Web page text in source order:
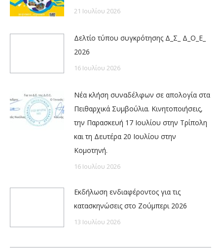
21 Ιουλίου 2026
Δελτίο τύπου συγκρότησης Δ_Σ_ Δ_Ο_Ε_
2026
16 Ιουλίου 2026
Νέα κλήση συναδέλφων σε απολογία στα
Πειθαρχικά Συμβούλια. Κινητοποιήσεις,
την Παρασκευή 17 Ιουλίου στην Τρίπολη
και τη Δευτέρα 20 Ιουλίου στην
Κομοτηνή.
16 Ιουλίου 2026
Εκδήλωση ενδιαφέροντος για τις
κατασκηνώσεις στο Ζούμπερι 2026
13 Ιουλίου 2026